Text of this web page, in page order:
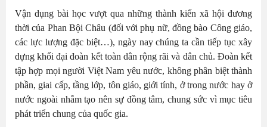
Vận dụng bài học vượt qua những thành kiến xã hội đương
thời của Phan Bội Châu (đối với phụ nữ, đồng bào Công giáo,
các lực lượng đặc biệt…), ngày nay chúng ta cần tiếp tục xây
dựng khối đại đoàn kết toàn dân rộng rãi và dân chủ. Đoàn kết
tập hợp mọi người Việt Nam yêu nước, không phân biệt thành
phần, giai cấp, tầng lớp, tôn giáo, giới tính, ở trong nước hay ở
nước ngoài nhằm tạo nên sự đồng tâm, chung sức vì mục tiêu
phát triển chung của quốc gia.